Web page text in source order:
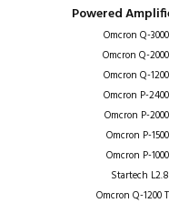
Powered
Omcron Q-3000
Omcron Q-2000
Omcron Q-1200
Omcron P-2400
Omcron P-2000
Omcron P-1500
Omcron P-1000
Startech L2.8
Omcron Q-1200 T